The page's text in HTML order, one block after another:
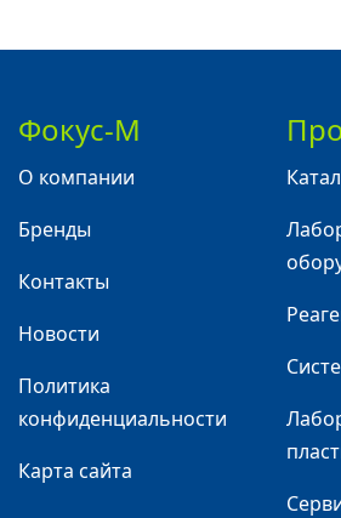
Фокус-М
О компании
Бренды
Контакты
Новости
Политика
конфиденциальности
Карта сайта